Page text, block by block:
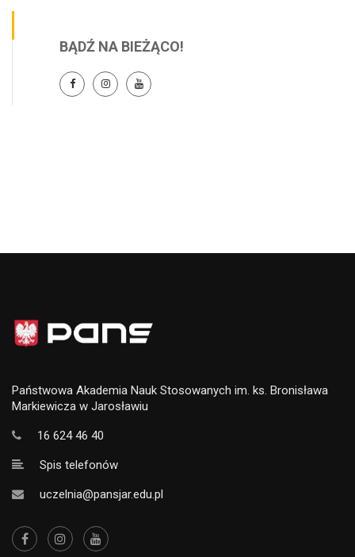
BĄDŹ NA BIEŻĄCO!
Państwowa Akademia Nauk Stosowanych im. ks. Bronisława
Markiewicza w Jarosławiu
16 624 46 40
Spis telefonów
uczelnia@pansjar.edu.pl